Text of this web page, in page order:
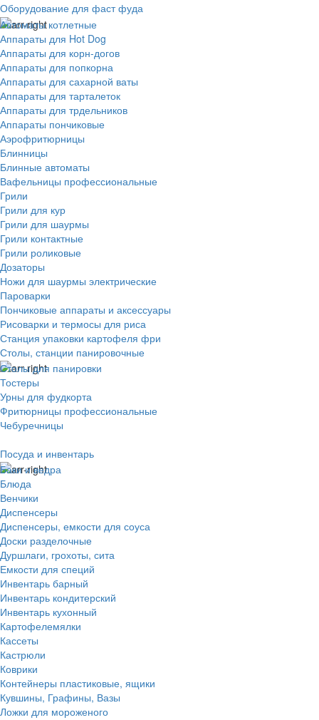
Оборудование для фаст фуда
Автоматы котлетные
Аппараты для Hot Dog
Аппараты для корн-догов
Аппараты для попкорна
Аппараты для сахарной ваты
Аппараты для тарталеток
Аппараты для трдельников
Аппараты пончиковые
Аэрофритюрницы
Блинницы
Блинные автоматы
Вафельницы профессиональные
Грили
Грили для кур
Грили для шаурмы
Грили контактные
Грили роликовые
Дозаторы
Ножи для шаурмы электрические
Пароварки
Пончиковые аппараты и аксессуары
Рисоварки и термосы для риса
Станция упаковки картофеля фри
Столы, станции панировочные
Столы для панировки
Тостеры
Урны для фудкорта
Фритюрницы профессиональные
Чебуречницы
Посуда и инвентарь
Баки и ведра
Блюда
Венчики
Диспенсеры
Диспенсеры, емкости для соуса
Доски разделочные
Дуршлаги, грохоты, сита
Емкости для специй
Инвентарь барный
Инвентарь кондитерский
Инвентарь кухонный
Картофелемялки
Кассеты
Кастрюли
Коврики
Контейнеры пластиковые, ящики
Кувшины, Графины, Вазы
Ложки для мороженого